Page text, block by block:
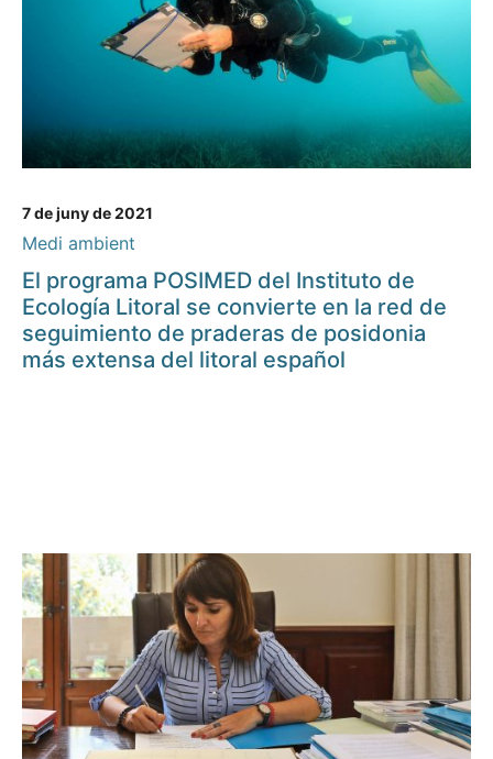
7 de juny de 2021
Medi ambient
El programa POSIMED del Instituto de
Ecología Litoral se convierte en la red de
seguimiento de praderas de posidonia
más extensa del litoral español